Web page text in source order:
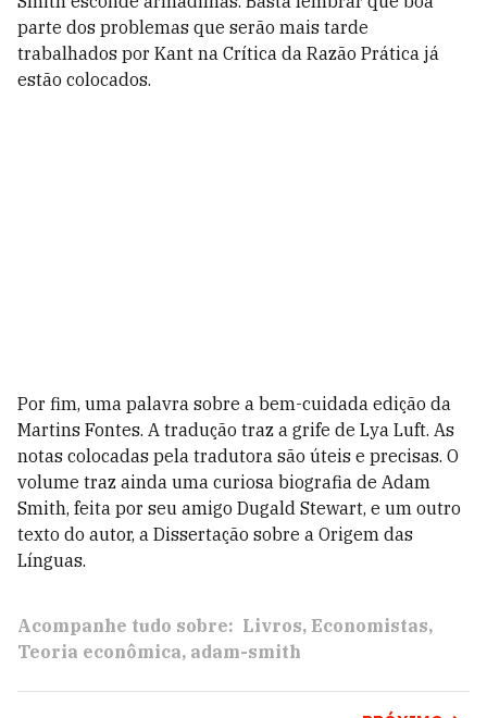
parte dos problemas que serão mais tarde
trabalhados por Kant na Crítica da Razão Prática já
estão colocados.
Por fim, uma palavra sobre a bem-cuidada edição da
Martins Fontes. A tradução traz a grife de Lya Luft. As
notas colocadas pela tradutora são úteis e precisas. O
volume traz ainda uma curiosa biografia de Adam
Smith, feita por seu amigo Dugald Stewart, e um outro
texto do autor, a Dissertação sobre a Origem das
Línguas.
Acompanhe tudo sobre: Livros Economistas
Teoria econômica adam-smith